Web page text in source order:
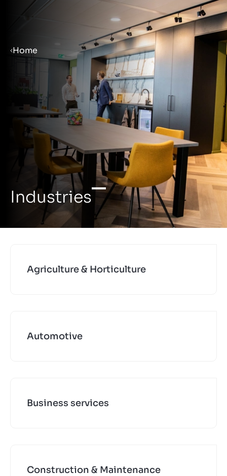
Prepare your business for sale
Sell your business
Buy a business
Insights
About us
Home
Industries
Agriculture & Horticulture
Automotive
Business services
Construction & Maintenance